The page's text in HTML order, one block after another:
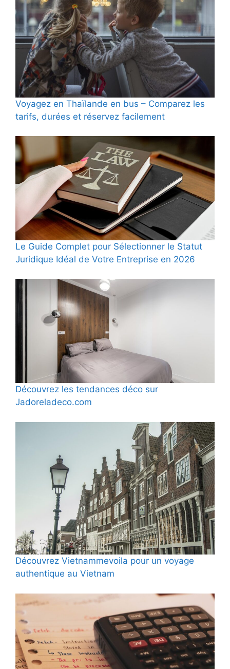
Voyagez en Thaïlande en bus – Comparez les
tarifs, durées et réservez facilement
Le Guide Complet pour Sélectionner le Statut
Juridique Idéal de Votre Entreprise en 2026
Découvrez les tendances déco sur
Jadoreladeco.com
Découvrez Vietnammevoila pour un voyage
authentique au Vietnam